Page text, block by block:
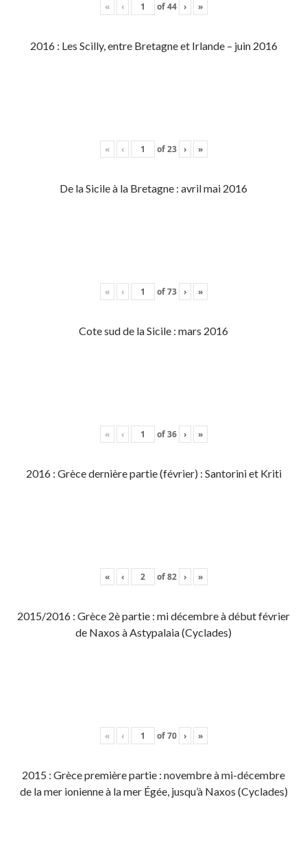
« ‹ of44 › »
2016 : Les Scilly, entre Bretagne et Irlande – juin 2016
« ‹ of23 › »
De la Sicile à la Bretagne : avril mai 2016
« ‹ of73 › »
Cote sud de la Sicile : mars 2016
« ‹ of36 › »
2016 : Grèce dernière partie (février) : Santorini et Kriti
« ‹ of82 › »
2015/2016 : Grèce 2è partie : mi décembre à début février
de Naxos à Astypalaia (Cyclades)
« ‹ of70 › »
2015 : Grèce première partie : novembre à mi-décembre
de la mer ionienne à la mer Égée, jusqu’à Naxos (Cyclades)